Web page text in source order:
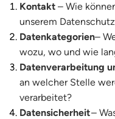
Kontakt – Wie
unserem
Datenkategorien–
wozu, wo und wie
Datenverarbeitung
an welcher Stelle
verarbeitet?
Datensicherheit–